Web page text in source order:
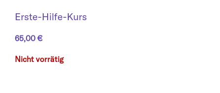
Erste-Hilfe-Kurs
65,00 €
Nicht vorrätig